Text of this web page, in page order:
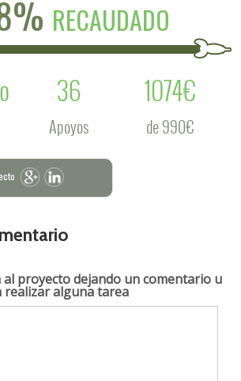
RECAUDADO
36
Apoyos
1074€
de 990€
al proyectodejando un comentario u
realizar alguna tarea